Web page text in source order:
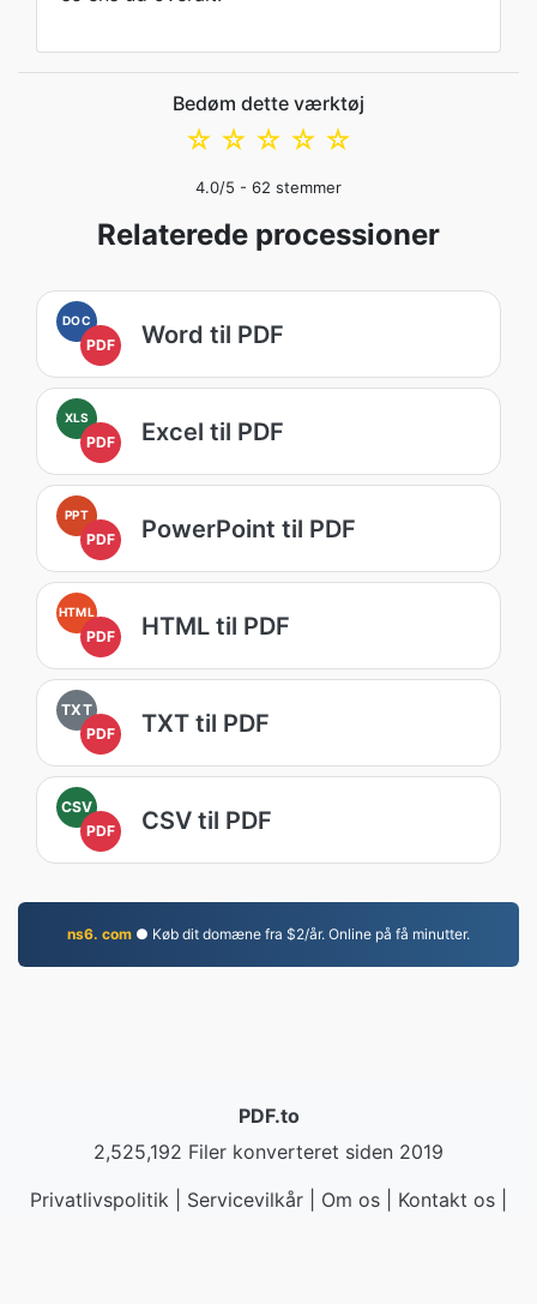
Bedøm dette værktøj
☆
☆
☆
☆
☆
4.0/5 - 62 stemmer
Relaterede processioner
DOC
PDF Word til PDF
XLS
PDF Excel til PDF
PPT
PDF PowerPoint til PDF
HTML
PDF HTML til PDF
TXT
PDF
TXT til PDF
CSV
PDF
CSV til PDF
ns6. com ● Køb dit domæne fra $2/år. Online på få minutter.
PDF.to
2,525,192 Filer konverteret siden 2019
Privatlivspolitik
Servicevilkår Om os Kontakt os